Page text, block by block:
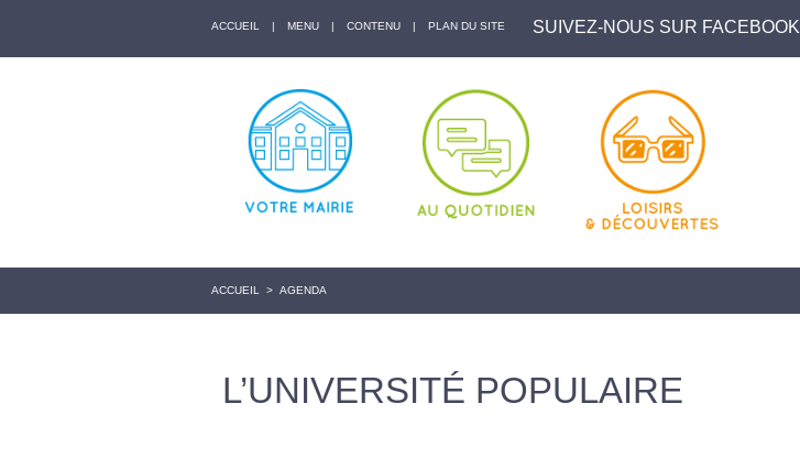
ACCUEIL | MENU | CONTENU | PLAN DU SITE SUIVEZ-NOUS SUR FACEBOOK
ACCUEIL > AGENDA
L’UNIVERSITÉ POPULAIRE